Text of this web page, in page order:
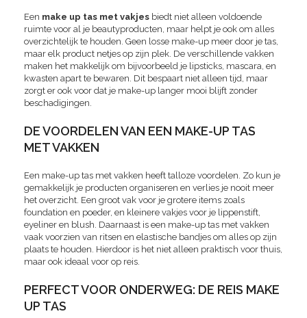
Een make up tas met vakjes biedt niet alleen voldoende
ruimte voor al je beautyproducten, maar helpt je ook om alles
overzichtelijk te houden. Geen losse make-up meer door je tas,
maar elk product netjes op zijn plek. De verschillende vakken
maken het makkelijk om bijvoorbeeld je lipsticks, mascara, en
kwasten apart te bewaren. Dit bespaart niet alleen tijd, maar
zorgt er ook voor dat je make-up langer mooi blijft zonder
beschadigingen.
DE VOORDELEN VAN EEN MAKE-UP TAS
MET VAKKEN
Een make-up tas met vakken heeft talloze voordelen. Zo kun je
gemakkelijk je producten organiseren en verlies je nooit meer
het overzicht. Een groot vak voor je grotere items zoals
foundation en poeder, en kleinere vakjes voor je lippenstift,
eyeliner en blush. Daarnaast is een make-up tas met vakken
vaak voorzien van ritsen en elastische bandjes om alles op zijn
plaats te houden. Hierdoor is het niet alleen praktisch voor thuis,
maar ook ideaal voor op reis.
PERFECT VOOR ONDERWEG: DE REIS MAKE
UP TAS